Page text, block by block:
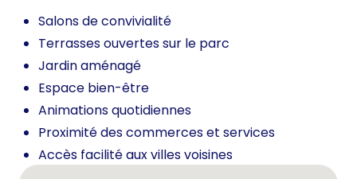
Salons de convivialité
Terrasses ouvertes sur le parc
Jardin aménagé
Espace bien-être
Animations quotidiennes
Proximité des commerces et services
Accès facilité aux villes voisines